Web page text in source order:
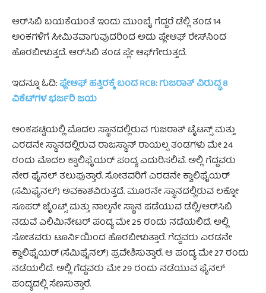
ಆರ್‌ಸಿಬಿ ಬಯಕೆಯಂತೆ ಇಂದು ಮುಂಬೈ ಗೆದ್ದರೆ ಡೆಲ್ಲಿ ತಂಡ 14
ಅಂಕಗಳಿಗೆ ಸೀಮಿತವಾಗುವುದರಿಂದ ಅದು ಪ್ಲೇಆಫ್‌ ರೇಸ್‌ನಿಂದ
ಹೊರಬೀಳುತ್ತದೆ. ಆರ್‌ಸಿಬಿ ತಂಡ ಪ್ಲೇ ಆಫ್‌ಗೇರುತ್ತದೆ.
ಇದನ್ನೂ ಓದಿ:ಫ್ಲೇಆಫ್ ಹತ್ತಿರಕ್ಕೆ ಬಂದ RCB: ಗುಜರಾತ್‌ ವಿರುದ್ಧ 8
ವಿಕೆಟ್‌ಗಳ ಭರ್ಜರಿ ಜಯ
ಅಂಕಪಟ್ಟಿಯಲ್ಲಿ ಮೊದಲ ಸ್ಥಾನದಲ್ಲಿರುವ ಗುಜರಾತ್ ಟೈಟನ್ಸ್ ಮತ್ತು
ಎರಡನೇ ಸ್ಥಾನದಲ್ಲಿರುವ ರಾಜಸ್ಥಾನ್ ರಾಯಲ್ಸ ತಂಡಗಳು ಮೇ 24
ರಂದು ಮೊದಲ ಕ್ವಾಲಿಫೈಯರ್ ಪಂದ್ಯ ಎದುರಿಸಲಿವೆ. ಅಲ್ಲಿ ಗೆದ್ದವರು
ನೇರ ಫೈನಲ್ ತಲುಪುತ್ತಾರೆ. ಸೋತವರಿಗೆ ಎರಡನೇ ಕ್ವಾಲಿಫೈಯರ್
(ಸೆಮಿಫೈನಲ್) ಅವಕಾಶವಿರುತ್ತದೆ. ಮೂರನೇ ಸ್ಥಾನದಲ್ಲಿರುವ ಲಕ್ನೋ
ಸೂಪರ್ ಜೈಂಟ್ಸ್ ಮತ್ತು ನಾಲ್ಕನೇ ಸ್ಥಾನ ಪಡೆಯುವ ಡೆಲ್ಲಿ/ಆರ್‌ಸಿಬಿ
ನಡುವೆ ಎಲಿಮಿನೇಟರ್ ಪಂದ್ಯ ಮೇ 25 ರಂದು ನಡೆಯಲಿದೆ. ಅಲ್ಲಿ
ಸೋತವರು ಟೂರ್ನಿಯಿಂದ ಹೊರಬೀಳುತ್ತಾರೆ. ಗೆದ್ದವರು ಎರಡನೇ
ಕ್ವಾಲಿಫೈಯರ್ (ಸೆಮಿಫೈನಲ್) ಪ್ರವೇಶಿಸುತ್ತಾರೆ. ಆ ಪಂದ್ಯ ಮೇ 27 ರಂದು
ನಡೆಯಲಿದೆ. ಅಲ್ಲಿ ಗೆದ್ದವರು ಮೇ 29 ರಂದು ನಡೆಯುವ ಫೈನಲ್
ಪಂದ್ಯದಲ್ಲಿ ಸೆಣಸುತ್ತಾರೆ.